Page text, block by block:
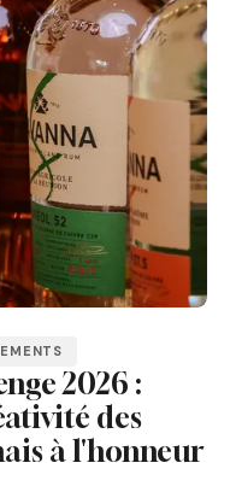
2026 :
des
à l'honneur